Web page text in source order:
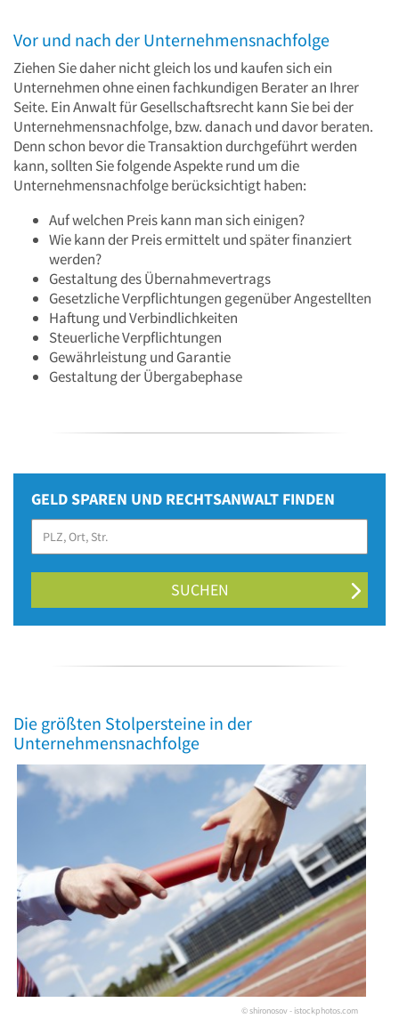
Vor und nach der Unternehmensnachfolge
Ziehen Sie daher nicht gleich los und kaufen sich ein
Unternehmen ohne einen fachkundigen Berater an Ihrer
Seite. Ein Anwalt für Gesellschaftsrecht kann Sie bei der
Unternehmensnachfolge, bzw. danach und davor beraten.
Denn schon bevor die Transaktion durchgeführt werden
kann, sollten Sie folgende Aspekte rund um die
Unternehmensnachfolge berücksichtigt haben:
Auf welchen Preis kann man sich einigen?
Wie kann der Preis ermittelt und später finanziert
werden?
Gestaltung des Übernahmevertrags
Gesetzliche Verpflichtungen gegenüber Angestellten
Haftung und Verbindlichkeiten
Steuerliche Verpflichtungen
Gewährleistung und Garantie
Gestaltung der Übergabephase
GELD SPAREN UND RECHTSANWALT FINDEN
SUCHEN
Die größten Stolpersteine in der
Unternehmensnachfolge
© shironosov - istockphotos.com